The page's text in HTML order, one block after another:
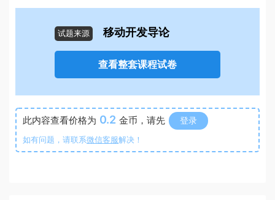
试题来源 移动开发导论
查看整套课程试卷
此内容查看价格为 0.2 金币，请先 登录
如有问题，请联系微信客服解决！